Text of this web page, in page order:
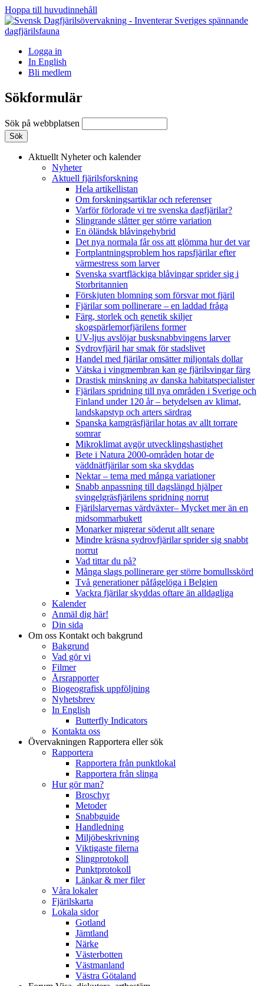
Hoppa till huvudinnehåll
Logga in
In English
Bli medlem
Sökformulär
Sök på webbplatsen
Aktuellt Nyheter och kalender
Nyheter
Aktuell fjärilsforskning
Hela artikellistan
Om forskningsartiklar och referenser
Varför förlorade vi tre svenska dagfjärilar?
Slingrande slåtter ger större variation
En öländsk blåvingehybrid
Det nya normala får oss att glömma hur det var
Fortplantningsproblem hos rapsfjärilar efter
värmestress som larver
Svenska svartfläckiga blåvingar sprider sig i
Storbritannien
Förskjuten blomning som försvar mot fjäril
Fjärilar som pollinerare – en laddad fråga
Färg, storlek och genetik skiljer
skogspärlemorfjärilens former
UV-ljus avslöjar busksnabbvingens larver
Sydrovfjäril har smak för stadslivet
Handel med fjärilar omsätter miljontals dollar
Vätska i vingmembran kan ge fjärilsvingar färg
Drastisk minskning av danska habitatspecialister
Fjärilars spridning till nya områden i Sverige och
Finland under 120 år– betydelsen av klimat,
landskapstyp och arters särdrag
Spanska kamgräsfjärilar hotas av allt torrare
somrar
Mikroklimat avgör utvecklingshastighet
Bete i Natura 2000-områden hotar de
väddnätfjärilar som ska skyddas
Nektar – tema med många variationer
Snabb anpassning till dagslängd hjälper
svingelgräsfjärilens spridning norrut
Fjärilslarvernas värdväxter– Mycket mer än en
midsommarbukett
Monarker migrerar söderut allt senare
Mindre kräsna sydrovfjärilar sprider sig snabbt
norrut
Vad tittar du på?
Många slags pollinerare ger större bomullsskörd
Två generationer påfågelöga i Belgien
Vackra fjärilar skyddas oftare än alldagliga
Kalender
Anmäl dig här!
Din sida
Om oss Kontakt och bakgrund
Bakgrund
Vad gör vi
Filmer
Årsrapporter
Biogeografisk uppföljning
Nyhetsbrev
In English
Butterfly Indicators
Kontakta oss
Övervakningen Rapportera eller sök
Rapportera
Rapportera från punktlokal
Rapportera från slinga
Hur gör man?
Broschyr
Metoder
Snabbguide
Handledning
Miljöbeskrivning
Viktigaste filerna
Slingprotokoll
Punktprotokoll
Länkar & mer filer
Våra lokaler
Fjärilskarta
Lokala sidor
Gotland
Jämtland
Närke
Västerbotten
Västmanland
Västra Götaland